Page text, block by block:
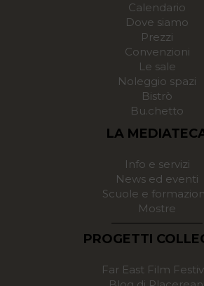
Calendario
Dove siamo
Prezzi
Convenzioni
Le sale
Noleggio spazi
Bistrò
Bu.chetto
LA
Info e servizi
News ed eventi
Scuole e
Mostre
PROGETTI
Far East Film